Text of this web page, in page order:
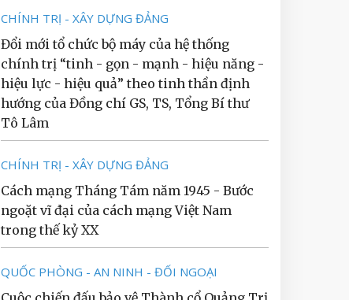
CHÍNH TRỊ - XÂY DỰNG ĐẢNG
Đổi mới tổ chức bộ máy của hệ thống
chính trị “tinh - gọn - mạnh - hiệu năng -
hiệu lực - hiệu quả” theo tinh thần định
hướng của Đồng chí GS, TS, Tổng Bí thư
Tô Lâm
CHÍNH TRỊ - XÂY DỰNG ĐẢNG
Cách mạng Tháng Tám năm 1945 - Bước
ngoặt vĩ đại của cách mạng Việt Nam
trong thế kỷ XX
QUỐC PHÒNG - AN NINH - ĐỐI NGOẠI